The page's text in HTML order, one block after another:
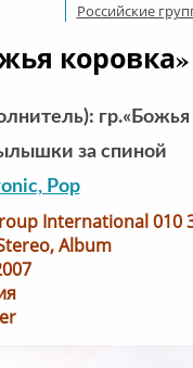
Российские
гр.«Божья
за спиной
Pop
International 010
Album